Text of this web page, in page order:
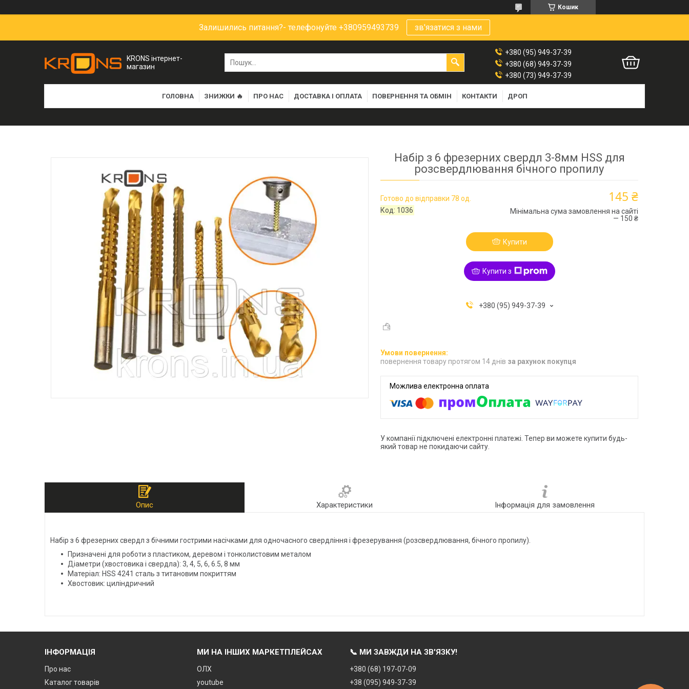
Кошик
Залишились питання?- телефонуйте +380959493739 зв'язатися з нами
KRONS інтернет-
магазин
+380 (95) 949-37-39
+380 (68) 949-37-39
+380 (73) 949-37-39
ГОЛОВНА ЗНИЖКИ 🔥 ПРО НАС ДОСТАВКА І ОПЛАТА ПОВЕРНЕННЯ ТА ОБМІН КОНТАКТИ ДРОП
Набір з 6 фрезерних свердл 3-8мм HSS для
розсвердлювання бічного пропилу
Готово до відправки 78 од.
Код: 1036
145 ₴
Мінімальна сума замовлення на сайті
— 150 ₴
Купити
Купити з
+380 (95) 949-37-39
повернення товару протягом 14 днів за рахунок покупця
У компанії підключені електронні платежі. Тепер ви можете купити будь-
який товар не покидаючи сайту.
Опис Характеристики Інформація для замовлення
Набір з 6 фрезерних свердл з бічними гострими насічками для одночасного свердління і фрезерування (розсвердлювання, бічного пропилу).
Призначені для роботи з пластиком, деревом і тонколистовим металом
Діаметри (хвостовика і свердла): 3, 4, 5, 6, 6.5, 8 мм
Матеріал: HSS 4241 сталь з титановим покриттям
Хвостовик: циліндричний
ІНФОРМАЦІЯ
Про нас
Каталог товарів
МИ НА ІНШИХ МАРКЕТПЛЕЙСАХ
ОЛХ
youtube
📞 МИ ЗАВЖДИ НА ЗВ'ЯЗКУ!
+380 (68) 197-07-09
+38 (095) 949-37-39